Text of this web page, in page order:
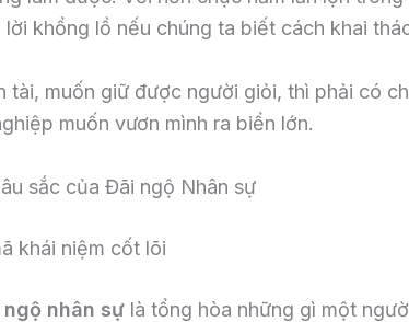
khổng lồ nếu chúng ta biết cách khai
tài, muốn giữ được người giỏi, thì phải có
muốn vươn mình ra biển lớn.
sắc của Đãi ngộ Nhân sự
khái niệm cốt lõi
ngộ nhân sự là tổng hòa những gì một